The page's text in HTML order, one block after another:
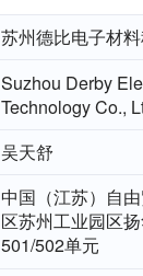
苏州德比电子材
Suzhou Derby
Technology Co.,
吴天舒
中国（江苏）自
区苏州工业园区
501/502单元